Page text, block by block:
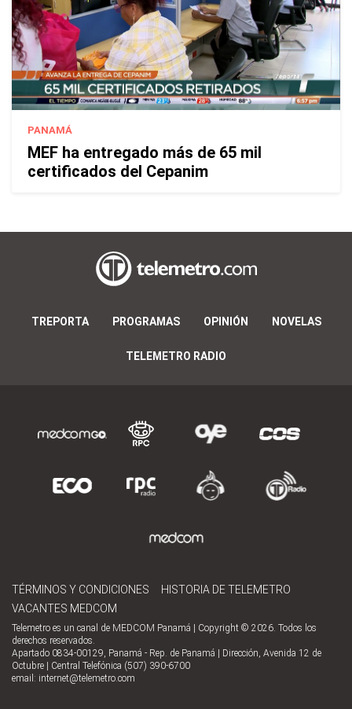
PANAMÁ
MEF ha entregado más de 65 mil
certificados del Cepanim
TREPORTA PROGRAMAS OPINIÓN NOVELAS
TELEMETRO RADIO
TÉRMINOS Y CONDICIONES
HISTORIA DE TELEMETRO
VACANTES MEDCOM
Telemetro es un canal de MEDCOM Panamá | Copyright © 2026. Todos los
derechos reservados.
Apartado 0834-00129, Panamá - Rep. de Panamá | Dirección, Avenida 12 de
Octubre | Central Telefónica (507) 390-6700
email: internet@telemetro.com